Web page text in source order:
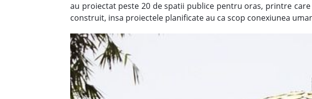
au proiectat peste 20 de spatii publice pentru oras, printre
construit, insa proiectele planificate au ca scop conexiunea